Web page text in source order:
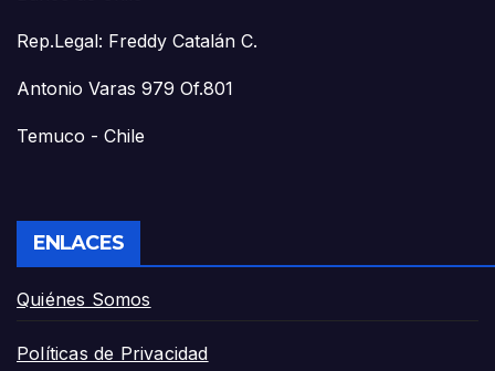
Rep.Legal: Freddy Catalán C.
Antonio Varas 979 Of.801
Temuco - Chile
ENLACES
Quiénes Somos
Políticas de Privacidad